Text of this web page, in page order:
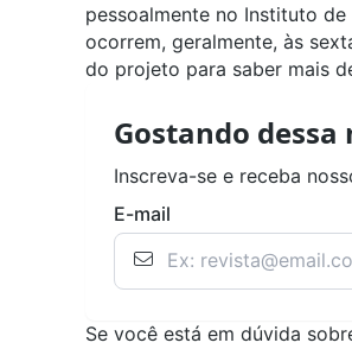
pessoalmente no Instituto
ocorrem, geralmente, às
do projeto para saber mais
Gostando dessa
Inscreva-se e receba
E-mail
Se você está em dúvida